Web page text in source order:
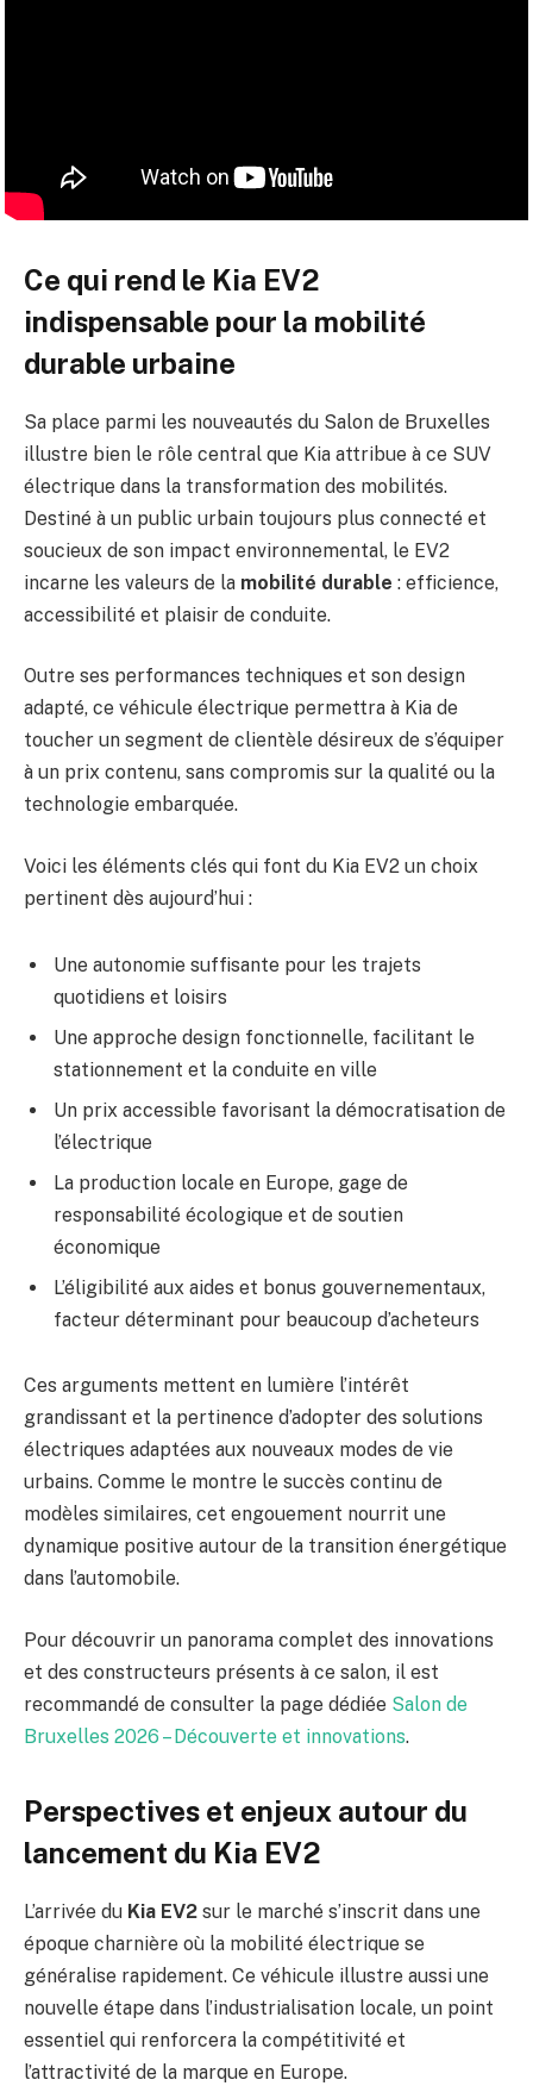
Ce qui rend le Kia EV2
indispensable pour la mobilité
durable urbaine
Sa place parmi les nouveautés du Salon de Bruxelles
illustre bien le rôle central que Kia attribue à ce SUV
électrique dans la transformation des mobilités.
Destiné à un public urbain toujours plus connecté et
soucieux de son impact environnemental, le EV2
incarne les valeurs de la mobilité durable : efficience,
accessibilité et plaisir de conduite.
Outre ses performances techniques et son design
adapté, ce véhicule électrique permettra à Kia de
toucher un segment de clientèle désireux de s’équiper
à un prix contenu, sans compromis sur la qualité ou la
technologie embarquée.
Voici les éléments clés qui font du Kia EV2 un choix
pertinent dès aujourd’hui :
Une autonomie suffisante pour les trajets
quotidiens et loisirs
Une approche design fonctionnelle, facilitant le
stationnement et la conduite en ville
Un prix accessible favorisant la démocratisation de
l’électrique
La production locale en Europe, gage de
responsabilité écologique et de soutien
économique
L’éligibilité aux aides et bonus gouvernementaux,
facteur déterminant pour beaucoup d’acheteurs
Ces arguments mettent en lumière l’intérêt
grandissant et la pertinence d’adopter des solutions
électriques adaptées aux nouveaux modes de vie
urbains. Comme le montre le succès continu de
modèles similaires, cet engouement nourrit une
dynamique positive autour de la transition énergétique
dans l’automobile.
Pour découvrir un panorama complet des innovations
et des constructeurs présents à ce salon, il est
recommandé de consulter la page dédiée Salon de
Bruxelles 2026 – Découverte et innovations.
Perspectives et enjeux autour du
lancement du Kia EV2
L’arrivée du Kia EV2 sur le marché s’inscrit dans une
époque charnière où la mobilité électrique se
généralise rapidement. Ce véhicule illustre aussi une
nouvelle étape dans l’industrialisation locale, un point
essentiel qui renforcera la compétitivité et
l’attractivité de la marque en Europe.